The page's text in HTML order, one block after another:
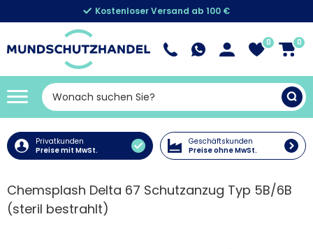
Kostenloser Versand ab 100 €
0 0
Privatkunden
Preise mit MwSt.
Geschäftskunden
Preise ohne MwSt.
Chemsplash Delta 67 Schutzanzug Typ 5B/6B
(steril bestrahlt)